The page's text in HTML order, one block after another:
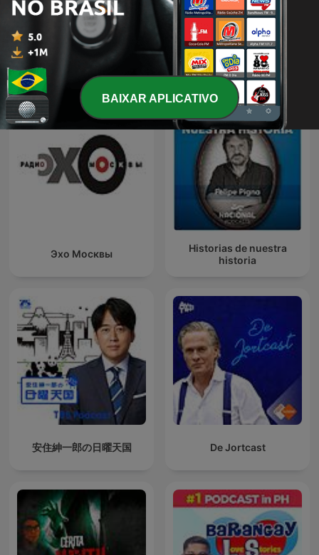
Forensic Files TED Talks Daily
Эхо Москвы
Historias de nuestra
historia
安住紳一郎の日曜天国 De Jortcast
BAIXAR APLICATIVO